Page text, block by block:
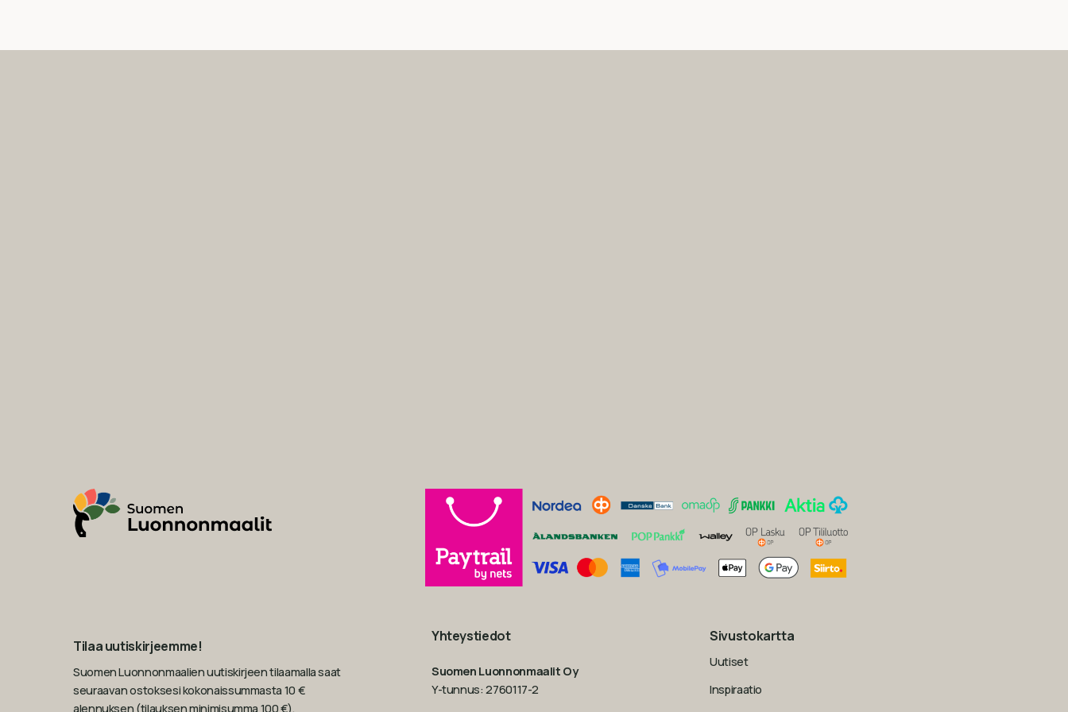
Tilaa uutiskirjeemme!
Suomen Luonnonmaalien uutiskirjeen tilaamalla saat
seuraavan ostoksesi kokonaissummasta 10 €
alennuksen (tilauksen minimisumma 100 €).
Yhteystiedot
Suomen Luonnonmaalit Oy
Y-tunnus: 2760117-2
Sivustokartta
Uutiset
Inspiraatio